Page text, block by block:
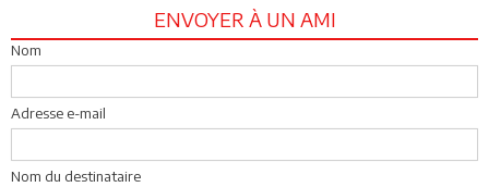
ENVOYER À UN AMI
Nom
Adresse e-mail
Nom du destinataire